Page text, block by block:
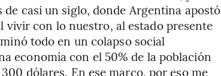
casi un siglo, donde Argentina apostó
con lo nuestro, al estado presente
todo en un colapso social
economía con el 50% de la población
dólares. En ese marco, por eso me